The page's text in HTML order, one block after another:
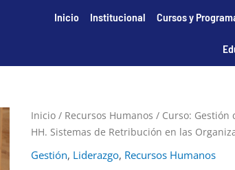
Inicio Institucional Cursos y
Inicio/ Recursos Humanos / Curso: Gestión
HH. Sistemas de Retribución en las
Gestión, Liderazgo, Recursos Humanos